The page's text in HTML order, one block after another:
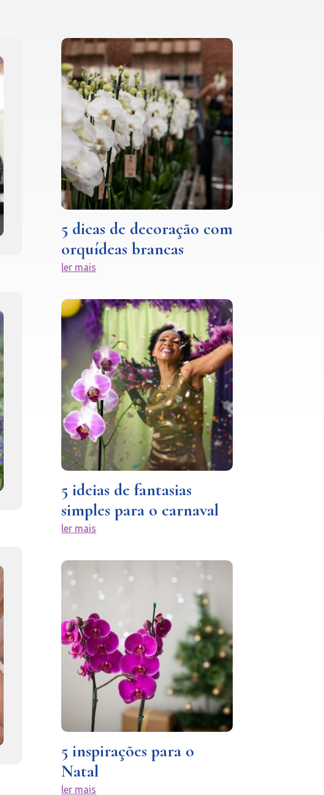
5 dicas de decoração com
orquídeas brancas
ler mais
5 ideias de fantasias
simples para o carnaval
ler mais
5 inspirações para o
Natal
ler mais